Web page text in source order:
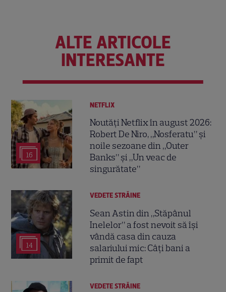
ALTE ARTICOLE
INTERESANTE
16
NETFLIX
Noutăți Netflix în august 2026:
Robert De Niro, „Nosferatu” și
noile sezoane din „Outer
Banks” și „Un veac de
singurătate”
14
VEDETE STRĂINE
Sean Astin din „Stăpânul
Inelelor” a fost nevoit să își
vândă casa din cauza
salariului mic: Câți bani a
primit de fapt
VEDETE STRĂINE